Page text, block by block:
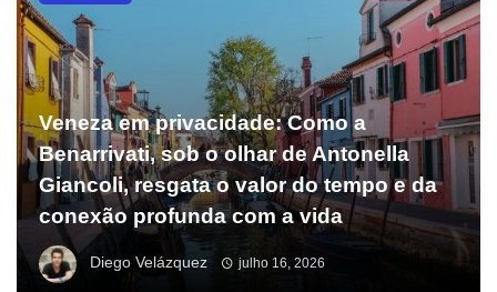
Veneza em privacidade: Como a
Benarrivati, sob o olhar de Antonella
Giancoli, resgata o valor do tempo e da
conexão profunda com a vida
Diego Velázquez julho 16, 2026